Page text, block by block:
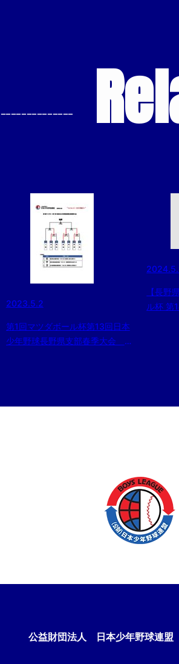
--------------
2023.5.2
第1回マツダボール杯第13回日本
少年野球長野県支部春季大会
【長野
ル杯 第
公益財団法人 日本少年野球連